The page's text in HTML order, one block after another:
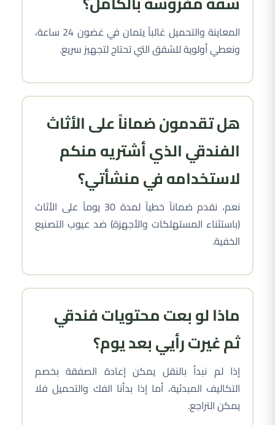
المعاينة والتحميل غالباً يتمان في غضون 24 ساعة،
ونعطي أولوية للشقق التي تحتاج لتجهيز سريع.
هل تقدمون ضماناً على الأثاث
الفندقي الذي أشتريه منكم
لاستخدامه في منشأتي؟
نعم، نقدم ضماناً خطياً لمدة 30 يوماً على الأثاث
(باستثناء المستهلكات والأجهزة) ضد عيوب التصنيع
الخفية.
ماذا لو بعت محتويات فندقي
ثم غيرت رأيي بعد يوم؟
إذا لم نبدأ بالنقل يمكن إعادة الصفقة بخصم
التكاليف المبدئية، أما إذا بدأنا الفك والتحميل فلا
يمكن التراجع.